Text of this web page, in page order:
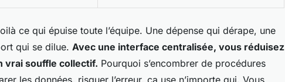
ce qui épuise toute l’équipe. Une dépense qui dérape, une
qui se dilue. Avec une interface centralisée, vous réduisez
vrai souffle collectif. Pourquoi s’encombrer de procédures